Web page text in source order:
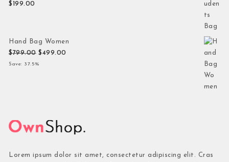
$199.00
Hand Bag Women
$799.00 Original price was: $799.00.
$499.00Current price is: $499.00.
Save: 37.5%
Lorem ipsum dolor sit amet, consectetur adipiscing elit. Cras